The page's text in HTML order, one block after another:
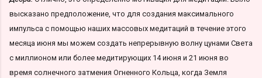
высказано предположение, что для создания максимального
импульса с помощью наших массовых медитаций в течение этого
месяца июня мы можем создать непрерывную волну цунами Света
с миллионом или более медитирующих 14 июня и 21 июня во
время солнечного затмения Огненного Кольца, когда Земля